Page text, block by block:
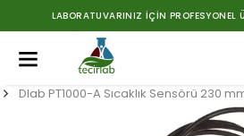
LABORATUVARINIZ İÇIN PROFESYONEL
Dlab PT1000-A Sıcaklık Sensörü 230